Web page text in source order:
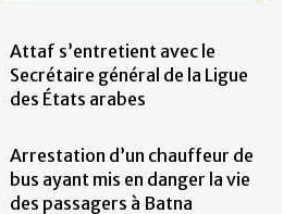
Attaf s’entretient avec le
Secrétaire général de la Ligue
des États arabes
Arrestation d’un chauffeur de
bus ayant mis en danger la vie
des passagers à Batna